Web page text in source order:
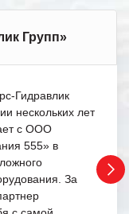
Групп»
Гидравлик
нескольких лет
с ООО
555» в
За